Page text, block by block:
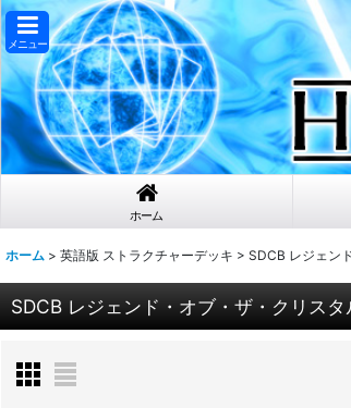
メニュー
ホーム
ホーム > 英語版 ストラクチャーデッキ > SDCB レジェン
SDCB レジェンド・オブ・ザ・クリスタ